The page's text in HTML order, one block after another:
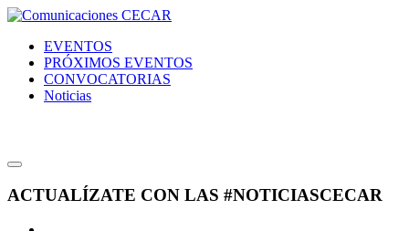
EVENTOS
PRÓXIMOS EVENTOS
CONVOCATORIAS
Noticias
ACTUALÍZATE CON LAS #NOTICIASCECAR